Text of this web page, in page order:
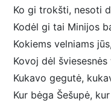
Ko gi trokšti, nesoti
Kodėl gi tai Minijos
Kokiems velniams
Kovoj dėl
Kukavo gegutė,
Kur bėga Šešupė,